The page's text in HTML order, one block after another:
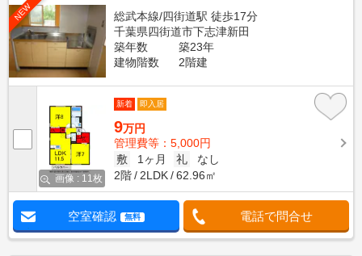
NEW
総武本線/四街道駅 徒歩17分
千葉県四街道市下志津新田
築年数
築23年
建物階数
2階建
画像 : 11枚
新着 即入居
9万円
管理費等：5,000円
敷
1ヶ月 礼
なし
2階
2LDK 62.96㎡
空室確認 無料 電話で問合せ